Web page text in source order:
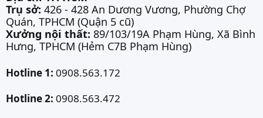
Trụ sở: 426 - 428 An Dương Vương, Phường Chợ
Quán, TPHCM (Quận 5 cũ)
Xưởng nội thất: 89/103/19A Phạm Hùng, Xã Bình
Hưng, TPHCM (Hẻm C7B Phạm Hùng)
Hotline 1: 0908.563.172
Hotline 2: 0908.563.472